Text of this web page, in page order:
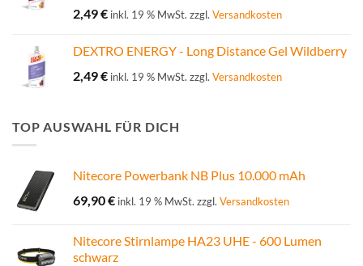
2,49€ inkl. 19 % MwSt. zzgl. Versandkosten
DEXTRO ENERGY - Long Distance Gel Wildberry
2,49€ inkl. 19 % MwSt. zzgl. Versandkosten
TOP AUSWAHL FÜR DICH
Nitecore Powerbank NB Plus 10.000 mAh
69,90€ inkl. 19 % MwSt. zzgl. Versandkosten
Nitecore Stirnlampe HA23 UHE - 600 Lumen
schwarz